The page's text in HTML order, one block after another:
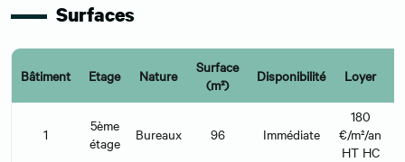
Surfaces
Bâtiment Etage Nature
Surface
(m²)
Disponibilité Loyer
1
5ème
étage
Bureaux 96 Immédiate
180
€/m²/an
HT HC